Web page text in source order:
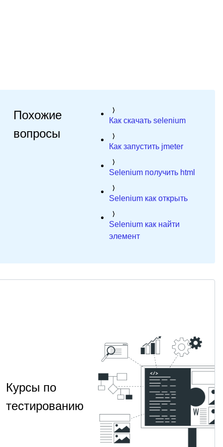
Похожие
вопросы
Как скачать selenium
Как запустить jmeter
Selenium получить html
Selenium как открыть
Selenium как найти
элемент
Курсы по
тестированию